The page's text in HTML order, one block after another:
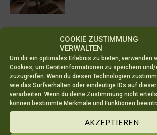
COOKIE ZUSTIMMUNG
VERWALTEN
Um dir ein optimales Erlebnis zu bieten, verwenden
Cookies, um Geräteinformationen zu speichern
zuzugreifen. Wenn du diesen Technologien
wie das Surfverhalten oder eindeutige IDs auf
verarbeiten. Wenn du deine Zustimmung nicht
können bestimmte Merkmale und Funktionen
AKZEPTIEREN
5. November 2023
Advent-Ausstellung
17. November 2022